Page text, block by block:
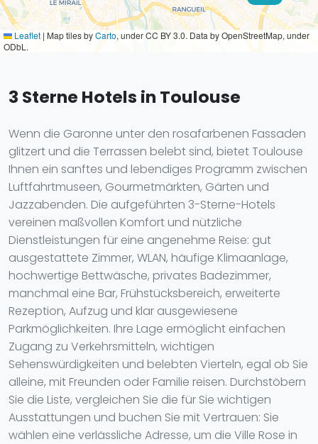
Leaflet | Map tiles byCarto, under CC BY 3.0. Data by OpenStreetMap, under
ODbL.
3 Sterne Hotels in Toulouse
Wenn die Garonne unter den rosafarbenen Fassaden
glitzert und die Terrassen belebt sind, bietet Toulouse
Ihnen ein sanftes und lebendiges Programm zwischen
Luftfahrtmuseen, Gourmetmärkten, Gärten und
Jazzabenden. Die aufgeführten 3-Sterne-Hotels
vereinen maßvollen Komfort und nützliche
Dienstleistungen für eine angenehme Reise: gut
ausgestattete Zimmer, WLAN, häufige Klimaanlage,
hochwertige Bettwäsche, privates Badezimmer,
manchmal eine Bar, Frühstücksbereich, erweiterte
Rezeption, Aufzug und klar ausgewiesene
Parkmöglichkeiten. Ihre Lage ermöglicht einfachen
Zugang zu Verkehrsmitteln, wichtigen
Sehenswürdigkeiten und belebten Vierteln, egal ob Sie
alleine, mit Freunden oder Familie reisen. Durchstöbern
Sie die Liste, vergleichen Sie die für Sie wichtigen
Ausstattungen und buchen Sie mit Vertrauen: Sie
wählen eine verlässliche Adresse, um die Ville Rose in